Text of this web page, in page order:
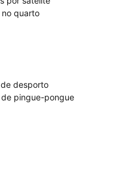
quarto
desporto
de pingue-pongue